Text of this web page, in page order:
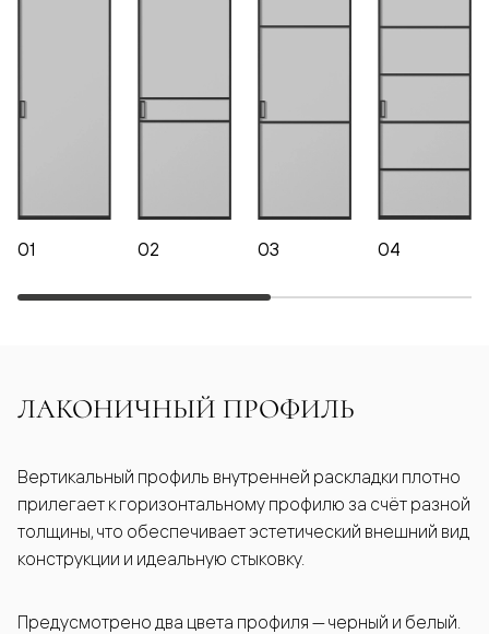
01 02 03 04
ЛАКОНИЧНЫЙ ПРОФИЛЬ
Вертикальный профиль внутренней раскладки плотно
прилегает к горизонтальному профилю за счёт разной
толщины, что обеспечивает эстетический внешний вид
конструкции и идеальную стыковку.
Предусмотрено два цвета профиля — черный и белый.